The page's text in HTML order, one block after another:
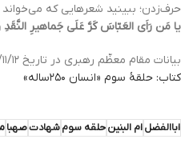
حرف‌زدن؛ ببینید شعرهایی که می‌خواند
یا مَن رَاَی العَبّاسَ کَرَّ عَلَی جَماهیرِ
بیانات مقام معظّم رهبری در تاریخ ۱۳۵۲/۱۱/۱۲
کتاب: حلقۀ سوم «انسان ۲۵۰ساله»
اباالفضلام البنینحلقه سومشهادتصهبا